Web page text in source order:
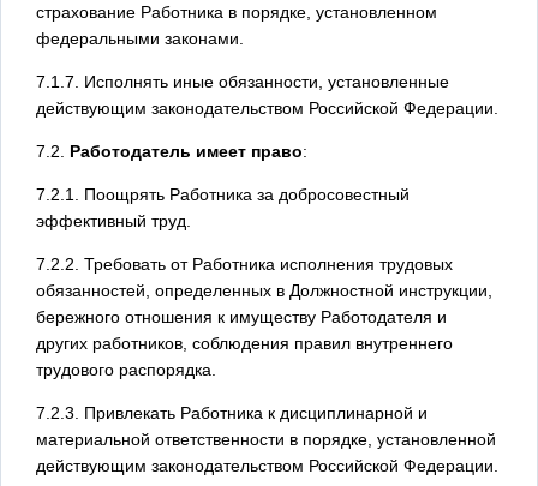
страхование Работника в порядке, установленном
федеральными законами.
7.1.7. Исполнять иные обязанности, установленные
действующим законодательством Российской Федерации.
7.2. Работодатель имеет право:
7.2.1. Поощрять Работника за добросовестный
эффективный труд.
7.2.2. Требовать от Работника исполнения трудовых
обязанностей, определенных в Должностной инструкции,
бережного отношения к имуществу Работодателя и
других работников, соблюдения правил внутреннего
трудового распорядка.
7.2.3. Привлекать Работника к дисциплинарной и
материальной ответственности в порядке, установленной
действующим законодательством Российской Федерации.